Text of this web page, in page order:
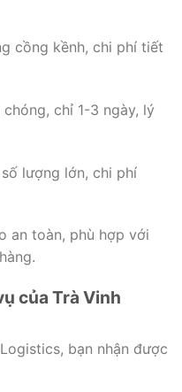
cồng kềnh, chi phí tiết
chóng, chỉ 1-3 ngày, lý
lượng lớn, chi phí
an toàn, phù hợp với
của Trà Vinh
bạn nhận được